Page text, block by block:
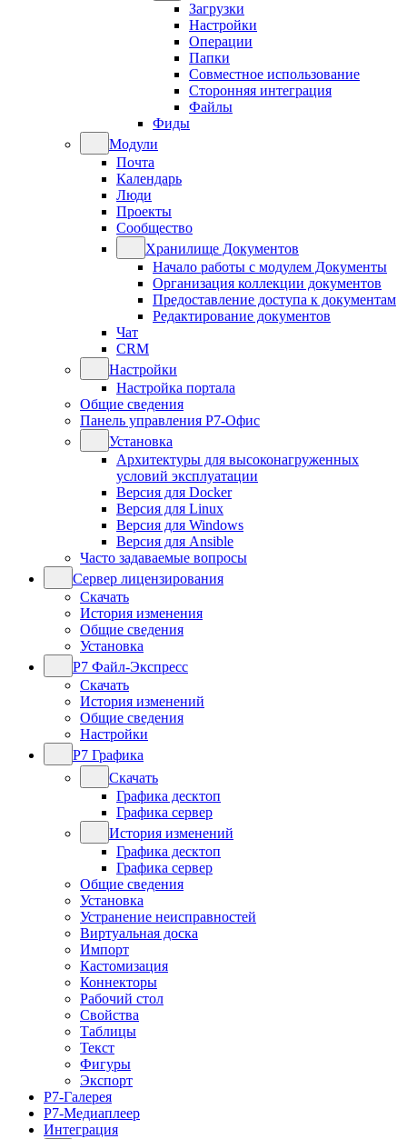
Загрузки
Настройки
Операции
Папки
Совместное использование
Сторонняя интеграция
Файлы
Фиды
Модули
Почта
Календарь
Люди
Проекты
Сообщество
Хранилище Документов
Начало работы с модулем Документы
Организация коллекции документов
Предоставление доступа к документам
Редактирование документов
Чат
CRM
Настройки
Настройка портала
Общие сведения
Панель управления Р7-Офис
Установка
Архитектуры для высоконагруженных
условий эксплуатации
Версия для Docker
Версия для Linux
Версия для Windows
Версия для Ansible
Часто задаваемые вопросы
Сервер лицензирования
Скачать
История изменения
Общие сведения
Установка
Р7 Файл-Экспресс
Скачать
История изменений
Общие сведения
Настройки
Р7 Графика
Скачать
Графика десктоп
Графика сервер
История изменений
Графика десктоп
Графика сервер
Общие сведения
Установка
Устранение неисправностей
Виртуальная доска
Импорт
Кастомизация
Коннекторы
Рабочий стол
Свойства
Таблицы
Текст
Фигуры
Экспорт
Р7-Галерея
Р7-Медиаплеер
Интеграция